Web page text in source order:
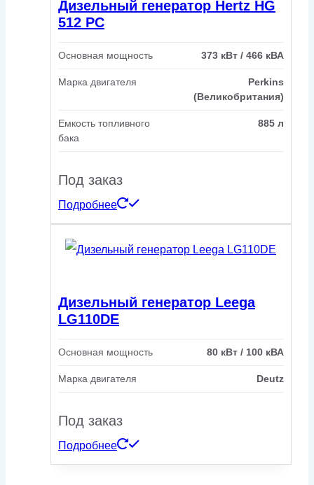
Дизельный генератор Hertz HG
512 PC
Основная мощность 373 кВт / 466 кВА
Марка двигателя
Perkins
(Великобритания)
Емкость топливного
бака
885 л
Под заказ
Подробнее
Дизельный генератор Leega
LG110DE
Основная мощность 80 кВт / 100 кВА
Марка двигателя Deutz
Под заказ
Подробнее